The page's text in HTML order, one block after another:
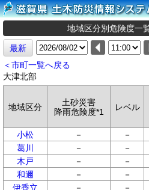
地域区分別危険度一
最新
＜市町一覧へ戻る
大津北部
地域区分
土砂災害
降雨危険度*1
レベル
小松
－ －
葛川
－ －
木戸
－ －
和邇
－ －
伊香立
－ －